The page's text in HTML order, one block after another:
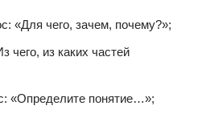
«Для чего, зачем, почему?»;
чего, из каких частей
«Определите понятие…»;